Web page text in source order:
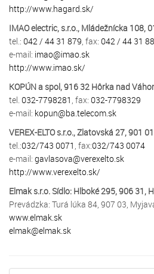
http://www.hagard.sk/
IMAO electric, s.r.o., Mládežnícka 108,
tel.: 042 / 44 31 879, fax: 042 / 44 31
e-mail: imao@imao.sk
http://www.imao.sk/
KOPÚN a spol, 916 32 Hôrka nad
tel. 032-7798281 , fax: 032-7798329
e-mail: kopun@ba.telecom.sk
VEREX-ELTO s.r.o., Zlatovská 27, 901
tel.:032/743 0071 , fax:032/743 0074
e-mail: gavlasova@verexelto.sk
http://www.verexelto.sk/
Elmak s.r.o. Sídlo: Hlboké 295, 906 31,
Prevádzka: Turá lúka 84, 907 03,
www.elmak.sk
elmak@elmak.sk